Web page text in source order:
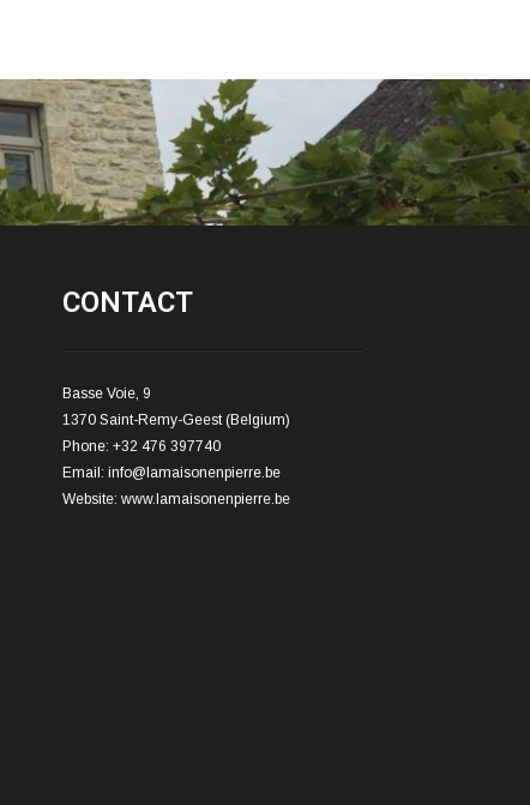
CONTACT
Basse Voie, 9
1370 Saint-Remy-Geest (Belgium)
Phone: +32 476 397740
Email: info@lamaisonenpierre.be
Website: www.lamaisonenpierre.be